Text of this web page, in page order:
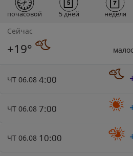
почасовой 5 дней неделя
Сейчас
+19°
ЧТ 06.08 4:00
ЧТ 06.08 7:00
ЧТ 06.08 10:00